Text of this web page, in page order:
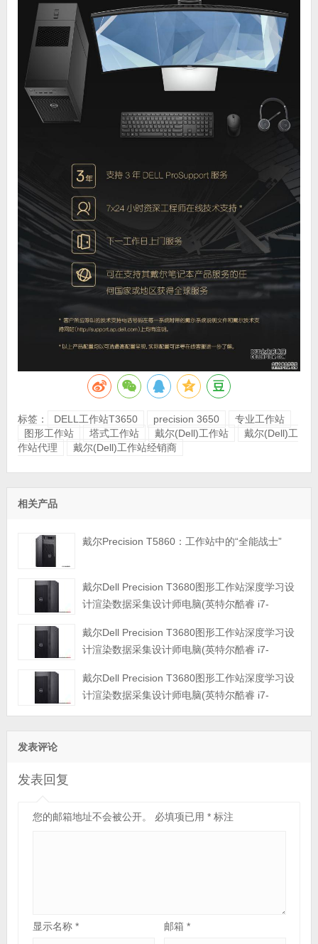
标签： DELL工作站T3650 precision 3650
专业工作站
图形工作站
塔式工作站 戴尔(Dell)工作站
戴尔(Dell)工
作站代理
戴尔(Dell)工作站经销商
相关产品
戴尔Precision T5860：工作站中的“全能战士”
戴尔Dell Precision T3680图形工作站深度学习设
计渲染数据采集设计师电脑(英特尔酷睿 i7-
固态硬盘|RTX3090显卡|三年保修)
戴尔Dell Precision T3680图形工作站深度学习设
计渲染数据采集设计师电脑(英特尔酷睿 i7-
固态硬盘|RTX3080显卡|三年保修)
戴尔Dell Precision T3680图形工作站深度学习设
计渲染数据采集设计师电脑(英特尔酷睿 i7-
发表评论
发表回复
您的邮箱地址不会被公开。 必填项已用 *标注
显示名称 * 邮箱*